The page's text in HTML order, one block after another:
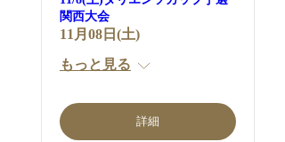
関西大会
11月08日(土)
もっと見る
詳細